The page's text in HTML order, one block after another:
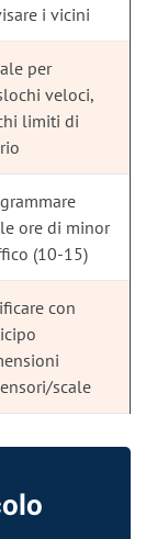
i vicini
per
veloci,
limiti di
ore di minor
(10-15)
con
scale